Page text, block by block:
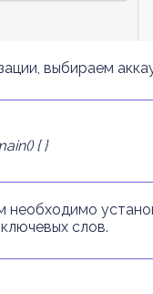
выбираем
{ }
необходимо
слов.